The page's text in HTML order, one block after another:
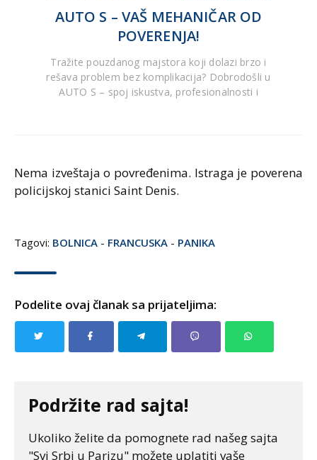
AUTO S – VAŠ MEHANIČAR OD
POVERENJA!
Tražite pouzdanog majstora koji dolazi brzo i
rešava problem bez komplikacija? Dobrodošli u
AUTO S – spoj iskustva, profesionalnosti i
Nema izveštaja o povređenima. Istraga je poverena
policijskoj stanici Saint Denis.
Tagovi: BOLNICA - FRANCUSKA - PANIKA
Podelite ovaj članak sa prijateljima:
Podržite rad sajta!
Ukoliko želite da pomognete rad našeg sajta
"Svi Srbi u Parizu" možete uplatiti vaše